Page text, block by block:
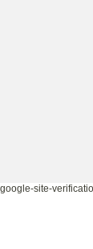
google-site-